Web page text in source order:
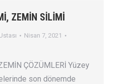
ZEMİN SİLİMİ
Nisan 7, 2021
ÇÖZÜMLERİ Yüzey
son dönemde